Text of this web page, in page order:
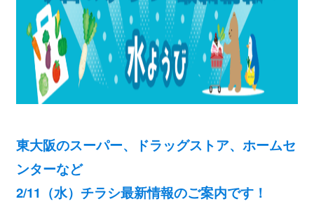
東大阪のスーパー、ドラッグストア、ホームセ
ンターなど
2/11（水）チラシ最新情報のご案内です！